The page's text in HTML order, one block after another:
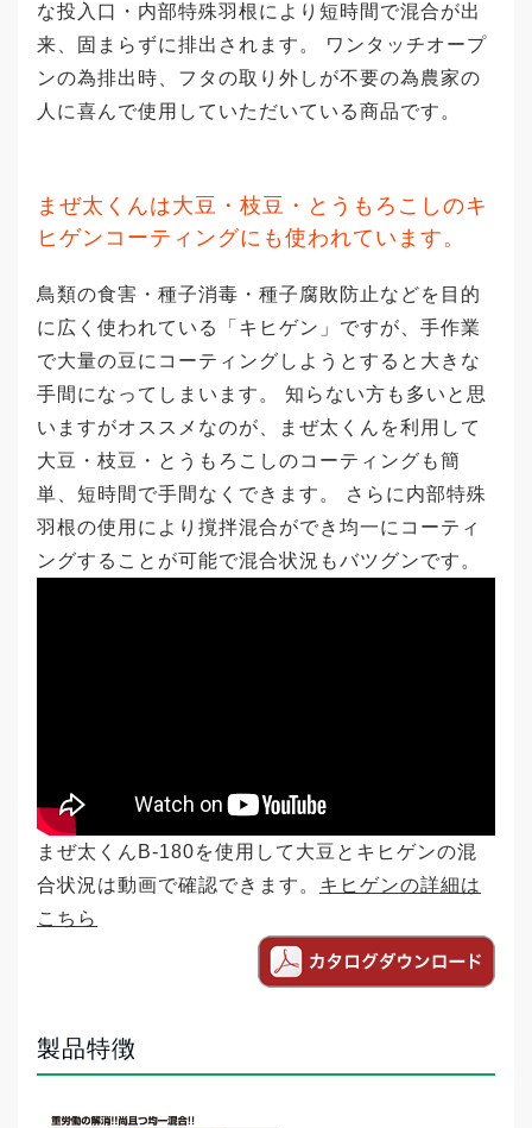
な投入口・内部特殊羽根により短時間で混合が出
来、固まらずに排出されます。 ワンタッチオープ
ンの為排出時、フタの取り外しが不要の為農家の
人に喜んで使用していただいている商品です。
まぜ太くんは大豆・枝豆・とうもろこしのキ
ヒゲンコーティングにも使われています。
鳥類の食害・種子消毒・種子腐敗防止などを目的
に広く使われている「キヒゲン」ですが、手作業
で大量の豆にコーティングしようとすると大きな
手間になってしまいます。 知らない方も多いと思
いますがオススメなのが、まぜ太くんを利用して
大豆・枝豆・とうもろこしのコーティングも簡
単、短時間で手間なくできます。 さらに内部特殊
羽根の使用により撹拌混合ができ均一にコーティ
ングすることが可能で混合状況もバツグンです。
まぜ太くんB-180を使用して大豆とキヒゲンの混
合状況は動画で確認できます。 キヒゲンの詳細は
こちら
製品特徴